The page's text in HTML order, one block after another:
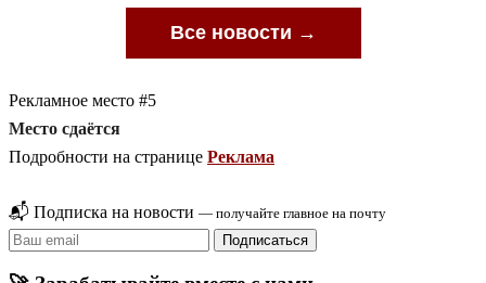
Все новости →
Рекламное место #5
Место сдаётся
Подробности на странице Реклама
📬 Подписка на новости — получайте главное на почту
Подписаться